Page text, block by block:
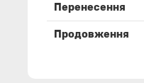
Перенесення
Продовження